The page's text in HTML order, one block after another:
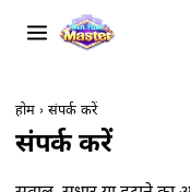
होम › संपर्क करें
संपर्क करें